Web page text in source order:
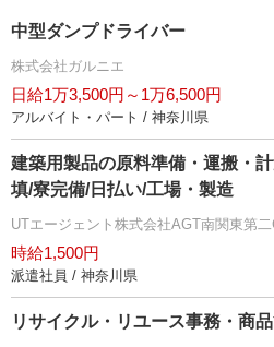
中型ダンプドライバー
株式会社ガルニエ
日給1万3,500円～1万6,500円
アルバイト・パート / 神奈川県
建築用製品の原料準備・運搬・
填/寮完備/日払い/工場・製造
UTエージェント株式会社AGT南関東第二
時給1,500円
派遣社員 / 神奈川県
リサイクル・リユース事務・商